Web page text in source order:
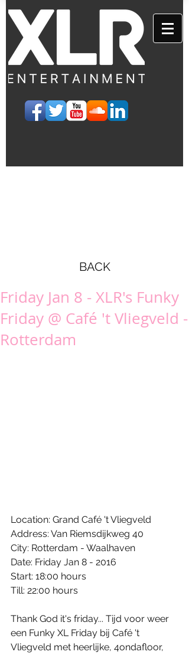
BACK
Friday Jan 8 - XLR's Funky
Friday @ Café 't Vliegveld -
Rotterdam
Location: Grand Café 't Vliegveld
Address: Van Riemsdijkweg 40
City: Rotterdam - Waalhaven
Date: Friday Jan 8 - 2016
Start: 18:00 hours
Till: 22:00 hours
Thank God it's friday... Tijd voor weer
een Funky XL Friday bij Café 't
Vliegveld met heerlijke, 4ondafloor,